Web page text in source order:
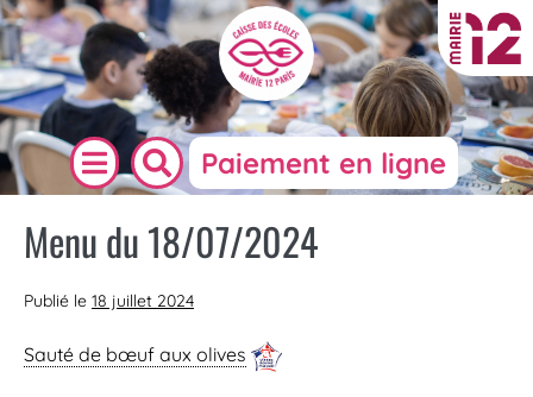
Paiement en ligne
Menu du 18/07/2024
Publié le 18 juillet 2024
Sauté de bœuf aux olives